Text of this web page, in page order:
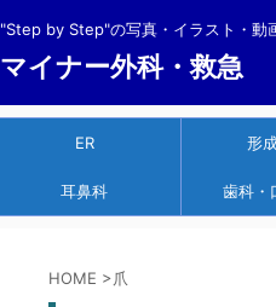
"Step by Step"の写真・イラスト・動
マイナー外科・救急
ER 形
耳鼻科 歯科・
HOME >爪